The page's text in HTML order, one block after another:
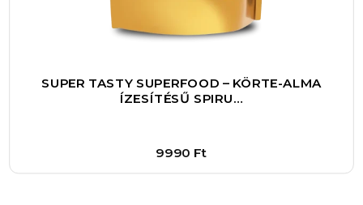
SUPER TASTY SUPERFOOD – KÖRTE-ALMA
ÍZESÍTÉSŰ SPIRU…
9990 Ft